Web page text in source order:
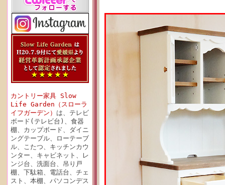
カントリー家具 Slow
Life Garden（スローラ
イフガーデン） は、テレビ
ボード(テレビ台)、食器
棚、カップボード、ダイニ
ングテーブル、ローテーブ
ル、こたつ、キッチンカウ
ンター、キャビネット、レ
ンジ台、洗面台、吊り戸
棚、下駄箱、電話台、チェ
スト、本棚、パソコンデス